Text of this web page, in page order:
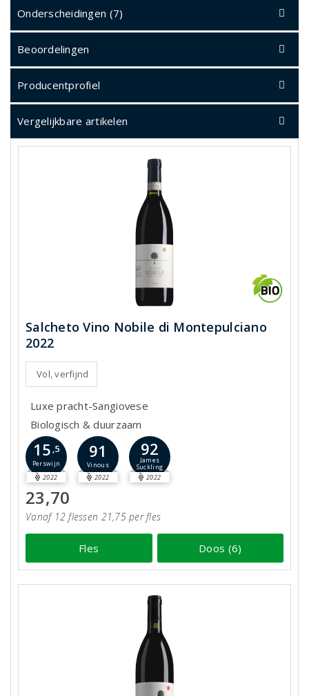
Onderscheidingen (7)
Beoordelingen
Producentprofiel
Vergelijkbare artikelen
Salcheto Vino Nobile di Montepulciano
2022
Vol, verfijnd
Luxe pracht-Sangiovese
Biologisch & duurzaam
15 ,5
Perswijn
2022
91
Vinous
2022
92
James
Suckling
2022
23,70
Vanaf 12 flessen 21,75 per fles
Fles Doos (6)